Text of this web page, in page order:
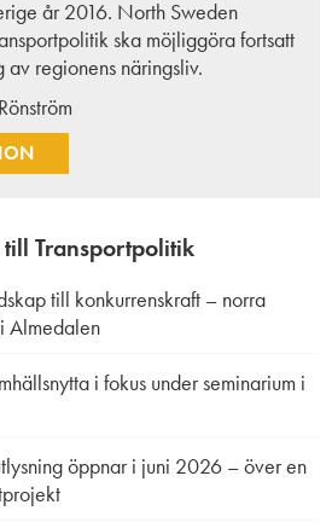
år 2016. North Sweden
ska möjliggöra fortsatt
regionens näringsliv.
Transportpolitik
till konkurrenskraft – norra
Almedalen
i fokus under seminarium i
öppnar i juni 2026 – över en